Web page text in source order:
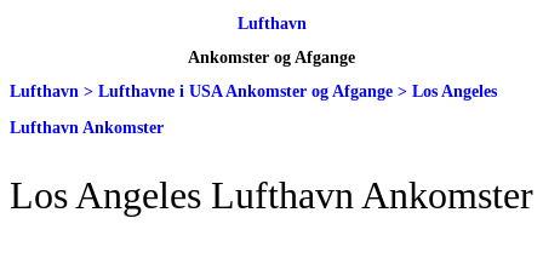
Lufthavn
Ankomster og Afgange
Lufthavn > Lufthavne i USA Ankomster og Afgange > Los Angeles
Lufthavn Ankomster
Los Angeles Lufthavn Ankomster